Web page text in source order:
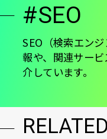
ー
-
メ
イ
ン
#SEO
SEO（検索エン
報や、関連サー
介しています。